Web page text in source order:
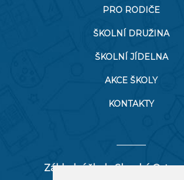
PRO RODIČE
ŠKOLNÍ DRUŽINA
ŠKOLNÍ JÍDELNA
AKCE ŠKOLY
KONTAKTY
Základní škola Slezská